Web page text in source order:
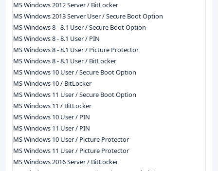
MS Windows 2012 Server / BitLocker
MS Windows 2013 Server User / Secure Boot Option
MS Windows 8 - 8.1 User / Secure Boot Option
MS Windows 8 - 8.1 User / PIN
MS Windows 8 - 8.1 User / Picture Protector
MS Windows 8 - 8.1 User / BitLocker
MS Windows 10 User / Secure Boot Option
MS Windows 10 / BitLocker
MS Windows 11 User / Secure Boot Option
MS Windows 11 / BitLocker
MS Windows 10 User / PIN
MS Windows 11 User / PIN
MS Windows 10 User / Picture Protector
MS Windows 11 User / Picture Protector
MS Windows 2016 Server / BitLocker